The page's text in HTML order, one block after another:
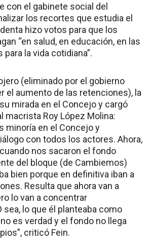
con el gabinete social del
los recortes que estudia el
hizo votos para que los
“en salud, en educación, en las
la vida cotidiana”.
(eliminado por el gobierno
el aumento de las retenciones), la
mirada en el Concejo y cargó
macrista Roy López Molina:
minoría en el Concejo y
con todos los actores. Ahora,
nos sacaron el fondo
del bloque (de Cambiemos)
bien porque en definitiva iban a
Resulta que ahora van a
lo van a concentrar
sea, lo que él planteaba como
es verdad y el fondo no llega
criticó Fein.